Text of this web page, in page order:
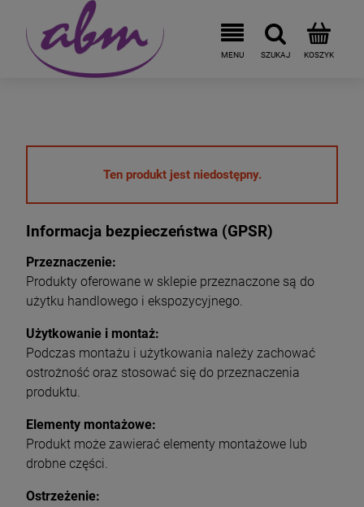
Ten produkt jest niedostępny.
Informacja bezpieczeństwa (GPSR)
Przeznaczenie:
Produkty oferowane w sklepie przeznaczone są do
użytku handlowego i ekspozycyjnego.
Użytkowanie i montaż:
Podczas montażu i użytkowania należy zachować
ostrożność oraz stosować się do przeznaczenia
produktu.
Elementy montażowe:
Produkt może zawierać elementy montażowe lub
drobne części.
Ostrzeżenie: